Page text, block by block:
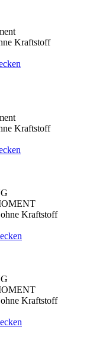
Kraftstoff
Kraftstoff
Kraftstoff
Kraftstoff